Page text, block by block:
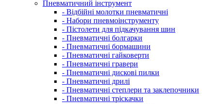
Пневматичний інструмент
- Відбійні молотки пневматичні
- Набори пневмоінструменту
- Пістолети для підкачування шин
- Пневматичні болгарки
- Пневматичні бормашини
- Пневматичні гайковерти
- Пневматичні гравери
- Пневматичні дискові пилки
- Пневматичні дрилі
- Пневматичні степлери та заклепочники
- Пневматичні тріскачки